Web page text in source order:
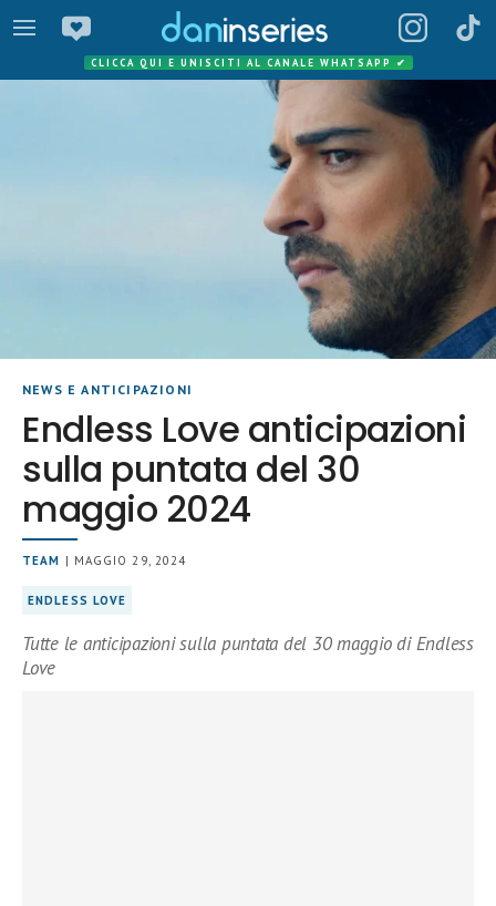
CLICCA QUI E UNISCITI AL CANALE WHATSAPP ✔
NEWS E ANTICIPAZIONI
Endless Love anticipazioni
sulla puntata del 30
maggio 2024
TEAM | MAGGIO 29, 2024
ENDLESS LOVE
Tutte le anticipazioni sulla puntata del 30 maggio di Endless
Love